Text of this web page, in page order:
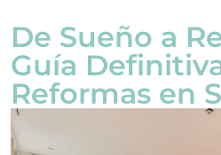
De Sueño a
Guía
Reformas en